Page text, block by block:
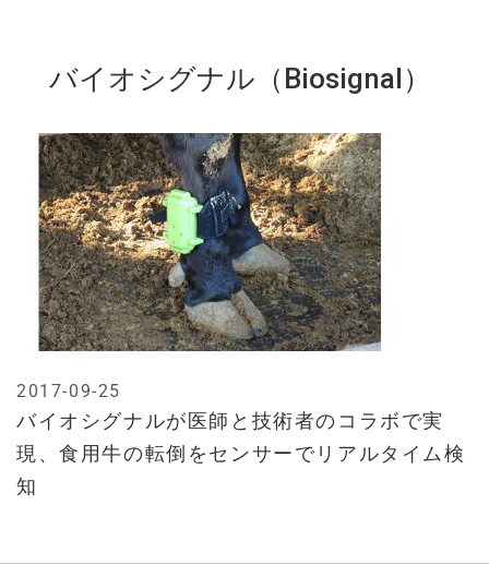
バイオシグナル（Biosignal）
バイオシグナルが医師と技術者のコラボで実
現、食用牛の転倒をセンサーでリアルタイム検
知
2017-09-25